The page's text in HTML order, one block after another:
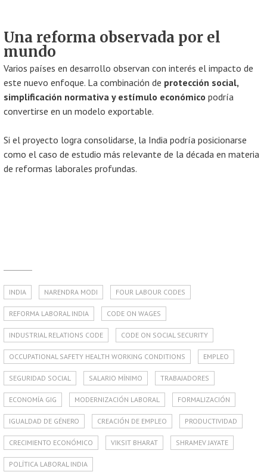
Una reforma observada por el
mundo
Varios países en desarrollo observan con interés el impacto de
este nuevo enfoque. La combinación de protección social,
simplificación normativa y estímulo económico podría
convertirse en un modelo exportable.
Si el proyecto logra consolidarse, la India podría posicionarse
como el caso de estudio más relevante de la década en materia
de reformas laborales profundas.
INDIA NARENDRA MODI FOUR LABOUR CODES
REFORMA LABORAL INDIA CODE ON WAGES
INDUSTRIAL RELATIONS CODE CODE ON SOCIAL SECURITY
OCCUPATIONAL SAFETY HEALTH WORKING CONDITIONS EMPLEO
SEGURIDAD SOCIAL SALARIO MÍNIMO TRABAJADORES
ECONOMÍA GIG MODERNIZACIÓN LABORAL FORMALIZACIÓN
IGUALDAD DE GÉNERO CREACIÓN DE EMPLEO PRODUCTIVIDAD
CRECIMIENTO ECONÓMICO VIKSIT BHARAT SHRAMEV JAYATE
POLÍTICA LABORAL INDIA